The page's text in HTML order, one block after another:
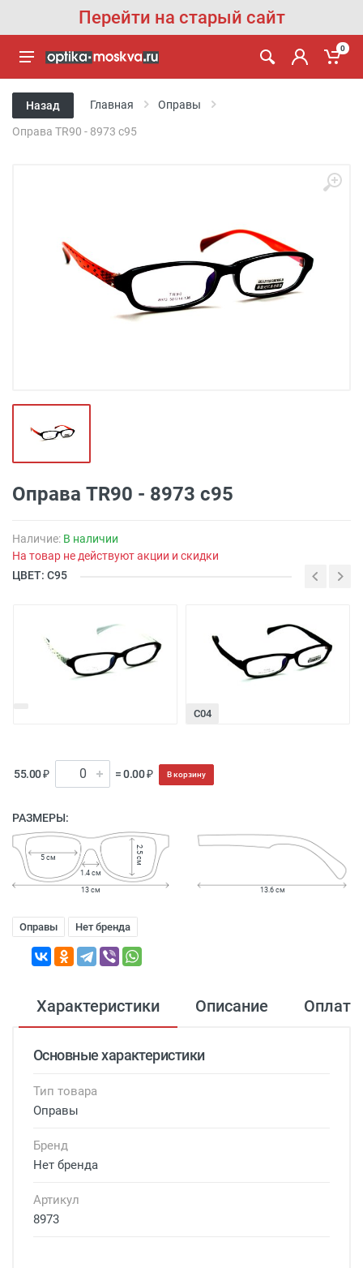
Перейти на старый сайт
0
Назад Главная Оправы
Оправа TR90 - 8973 с95
Оправа TR90 - 8973 с95
Наличие: В наличии
На товар не действуют акции и скидки
ЦВЕТ: С95
С04
55.00 ₽ = 0.00 ₽ В корзину
РАЗМЕРЫ:
1.4 см
5 см 2.5 см
13 см 13.6 см
Оправы Нет бренда
Характеристики Описание Оплата
Основные характеристики
Тип товара
Оправы
Бренд
Нет бренда
Артикул
8973